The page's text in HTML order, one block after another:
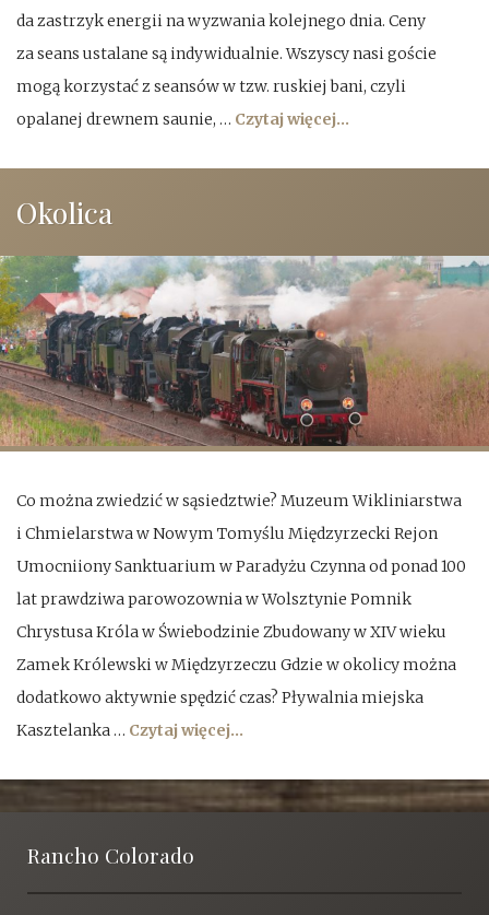
da zastrzyk energii na wyzwania kolejnego dnia. Ceny
za seans ustalane są indywidualnie. Wszyscy nasi goście
mogą korzystać z seansów w tzw. ruskiej bani, czyli
opalanej drewnem saunie, … Czytaj więcej...
Okolica
Co można zwiedzić w sąsiedztwie? Muzeum Wikliniarstwa
i Chmielarstwa w Nowym Tomyślu Międzyrzecki Rejon
Umocniiony Sanktuarium w Paradyżu Czynna od ponad 100
lat prawdziwa parowozownia w Wolsztynie Pomnik
Chrystusa Króla w Świebodzinie Zbudowany w XIV wieku
Zamek Królewski w Międzyrzeczu Gdzie w okolicy można
dodatkowo aktywnie spędzić czas? Pływalnia miejska
Kasztelanka … Czytaj więcej...
Rancho Colorado